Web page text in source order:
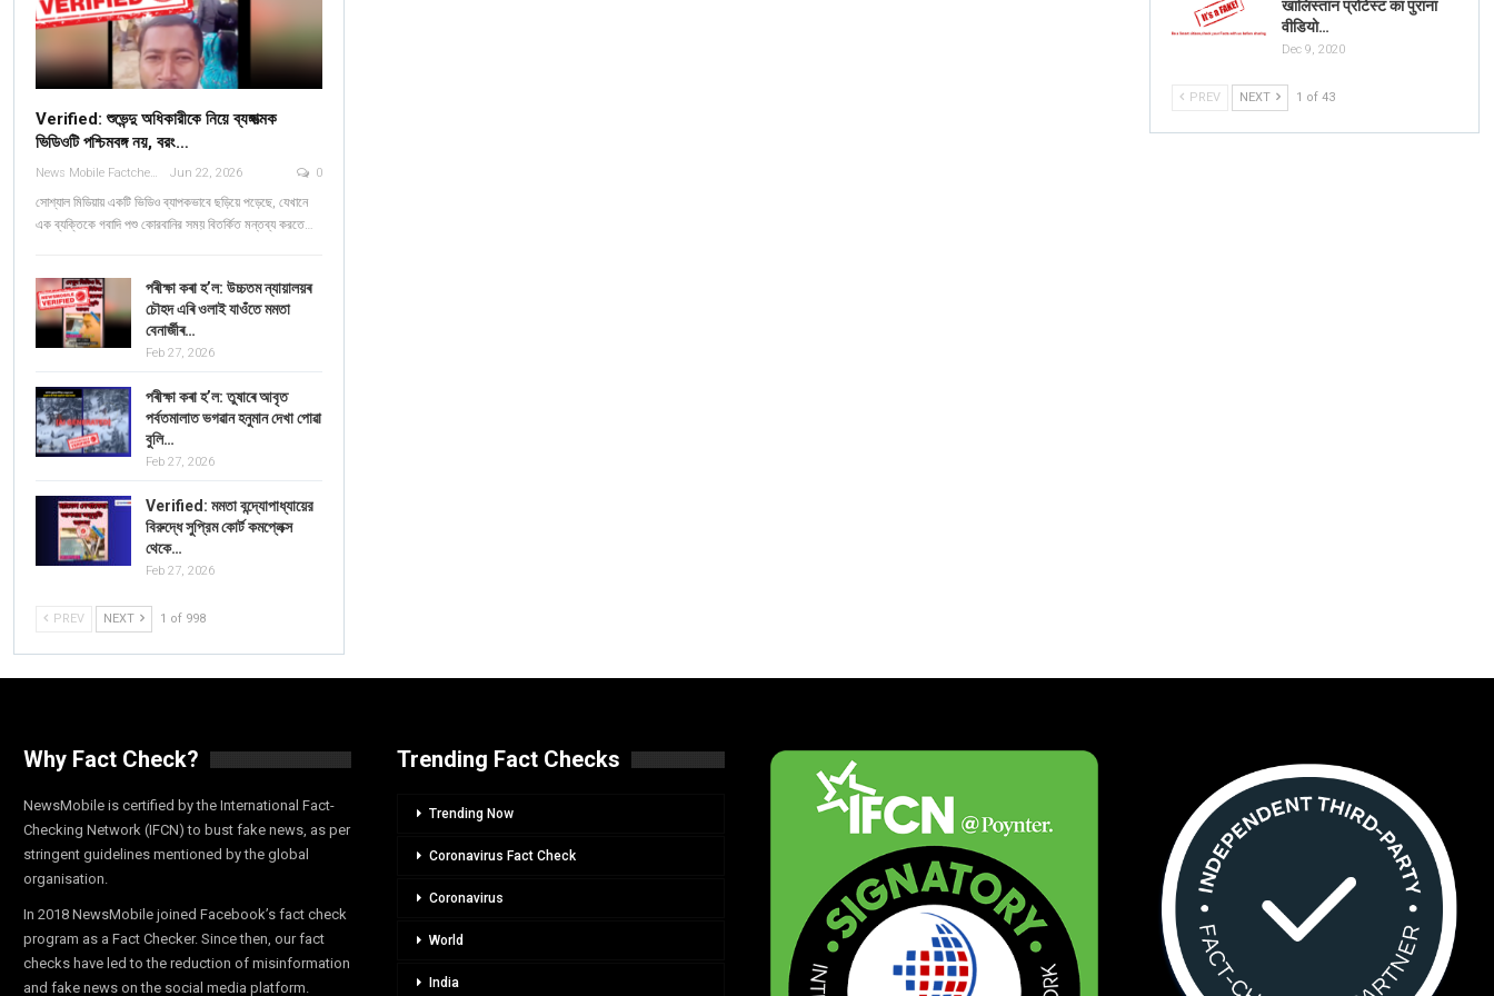
खालिस्तान प्रोटेस्ट का पुराना
वीडियो…
Dec 9, 2020
PREV NEXT 1 of 43
Verified: শুভেন্দু অধিকারীকে নিয়ে ব্যঙ্গাত্মক
ভিডিওটি পশ্চিমবঙ্গ নয়, বরং…
News Mobile Factcheck Bureau Jun 22, 2026 0
সোশ্যাল মিডিয়ায় একটি ভিডিও ব্যাপকভাবে ছড়িয়ে পড়েছে, যেখানে
এক ব্যক্তিকে গবাদি পশু কোরবানির সময় বিতর্কিত মন্তব্য করতে…
পৰীক্ষা কৰা হ’ল: উচ্চতম ন্যায়ালয়ৰ
চৌহদ এৰি ওলাই যাওঁতে মমতা
বেনাৰ্জীৰ…
Feb 27, 2026
পৰীক্ষা কৰা হ’ল: তুষাৰে আবৃত
পৰ্বতমালাত ভগৱান হনুমান দেখা পোৱা
বুলি…
Feb 27, 2026
Verified: মমতা বন্দ্যোপাধ্যায়ের
বিরুদ্ধে সুপ্রিম কোর্ট কমপ্লেক্স
থেকে…
Feb 27, 2026
PREV NEXT 1 of 998
Why Fact Check?
NewsMobile is certified by the International Fact-
Checking Network (IFCN) to bust fake news, as per
stringent guidelines mentioned by the global
organisation.
In 2018 NewsMobile joined Facebook’s fact check
program as a Fact Checker. Since then, our fact
checks have led to the reduction of misinformation
and fake news on the social media platform.
Trending Fact Checks
Trending Now
Coronavirus Fact Check
Coronavirus
World
India